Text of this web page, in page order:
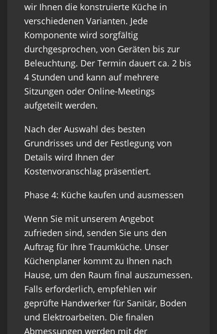
wir Ihnen die konstruierte Küche in
verschiedenen Varianten. Jede
Komponente wird sorgfältig
durchgesprochen, von Geräten bis zur
Beleuchtung. Der Termin dauert ca. 2 bis
4 Stunden und kann auf mehrere
Sitzungen oder Online-Meetings
aufgeteilt werden.
Nach der Auswahl des besten
Grundrisses und der Festlegung von
Details wird Ihnen der
Kostenvoranschlag präsentiert.
Phase 4: Küche kaufen und ausmessen
Wenn Sie mit unserem Angebot
zufrieden sind, senden Sie uns den
Auftrag für Ihre Traumküche. Unser
Küchenplaner kommt zu Ihnen nach
Hause, um den Raum final auszumessen.
Falls erforderlich, empfehlen wir
geprüfte Handwerker für Sanitär, Boden
und Elektroarbeiten. Die finalen
Abmessungen werden mit der